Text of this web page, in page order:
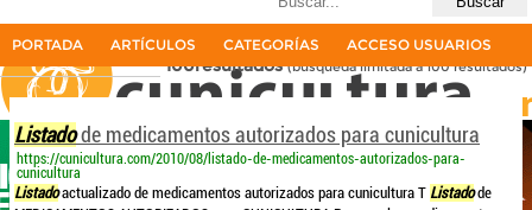
La primera revista del sector cunícola en español
PORTADA ARTÍCULOS CATEGORÍAS ACCESO USUARIOS
listado granjas
100resultados(búsqueda limitada a 100 resultados)
Listadode medicamentos autorizados para cunicultura
https://cunicultura.com/2010/08/listado-de-medicamentos-autorizados-para-
cunicultura
Listadoactualizado de medicamentos autorizados para cunicultura T Listadode